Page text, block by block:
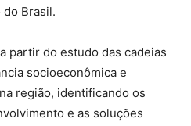
do Brasil.
partir do estudo das cadeias
socioeconômica e
região, identificando os
e as soluções